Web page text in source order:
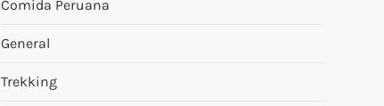
Comida Peruana
General
Trekking